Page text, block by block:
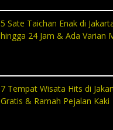
5 Sate Taichan Enak di
hingga 24 Jam & Ada Varian
7 Tempat Wisata Hits di
Gratis & Ramah Pejalan Kaki